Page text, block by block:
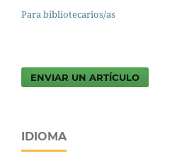
Para bibliotecarios/as
ENVIAR UN ARTÍCULO
IDIOMA